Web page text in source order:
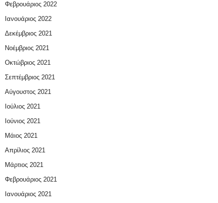
Φεβρουάριος 2022
Ιανουάριος 2022
Δεκέμβριος 2021
Νοέμβριος 2021
Οκτώβριος 2021
Σεπτέμβριος 2021
Αύγουστος 2021
Ιούλιος 2021
Ιούνιος 2021
Μάιος 2021
Απρίλιος 2021
Μάρτιος 2021
Φεβρουάριος 2021
Ιανουάριος 2021